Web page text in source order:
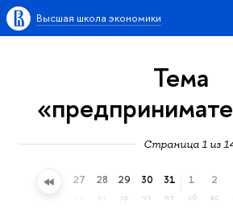
Высшая школа экономики
Тема
Страница 1 из
26 27 28 29
ср
30
чт
31
пт
1
сб
2
вс